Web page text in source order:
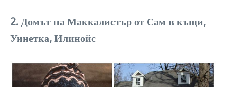
2. Домът на Маккалистър от Сам в къщи,
Уинетка, Илинойс